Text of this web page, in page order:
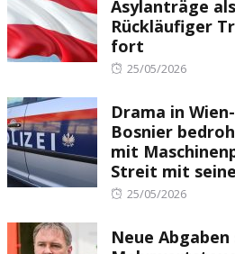
Asylanträge
Rückläufiger
fort
Posted
25/05/2026
Drama in
Bosnier
mit
Streit mit
Posted
25/05/2026
Neue Abgaben